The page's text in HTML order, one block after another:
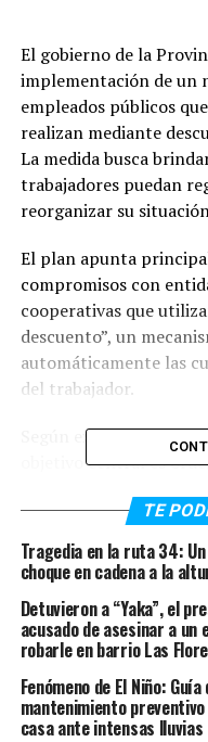
El gobierno de la
implementación de un
empleados públicos
realizan mediante
La medida busca
trabajadores puedan
reorganizar su
El plan apunta
compromisos con
cooperativas que
descuento”, un
automáticamente las
del trabajador.
Según explicaron
objetivo central es
de manera excesiva el
estatales. En muchos
reducen
La iniciativa contempla
anticipadamente
de refinanciación que
TE
Tragedia en la ruta 34:
choque en cadena a la
Detuvieron a “Yaka”, el
acusado de asesinar a
robarle en barrio Las
Fenómeno de El Niño:
mantenimiento
casa ante intensas lluvias